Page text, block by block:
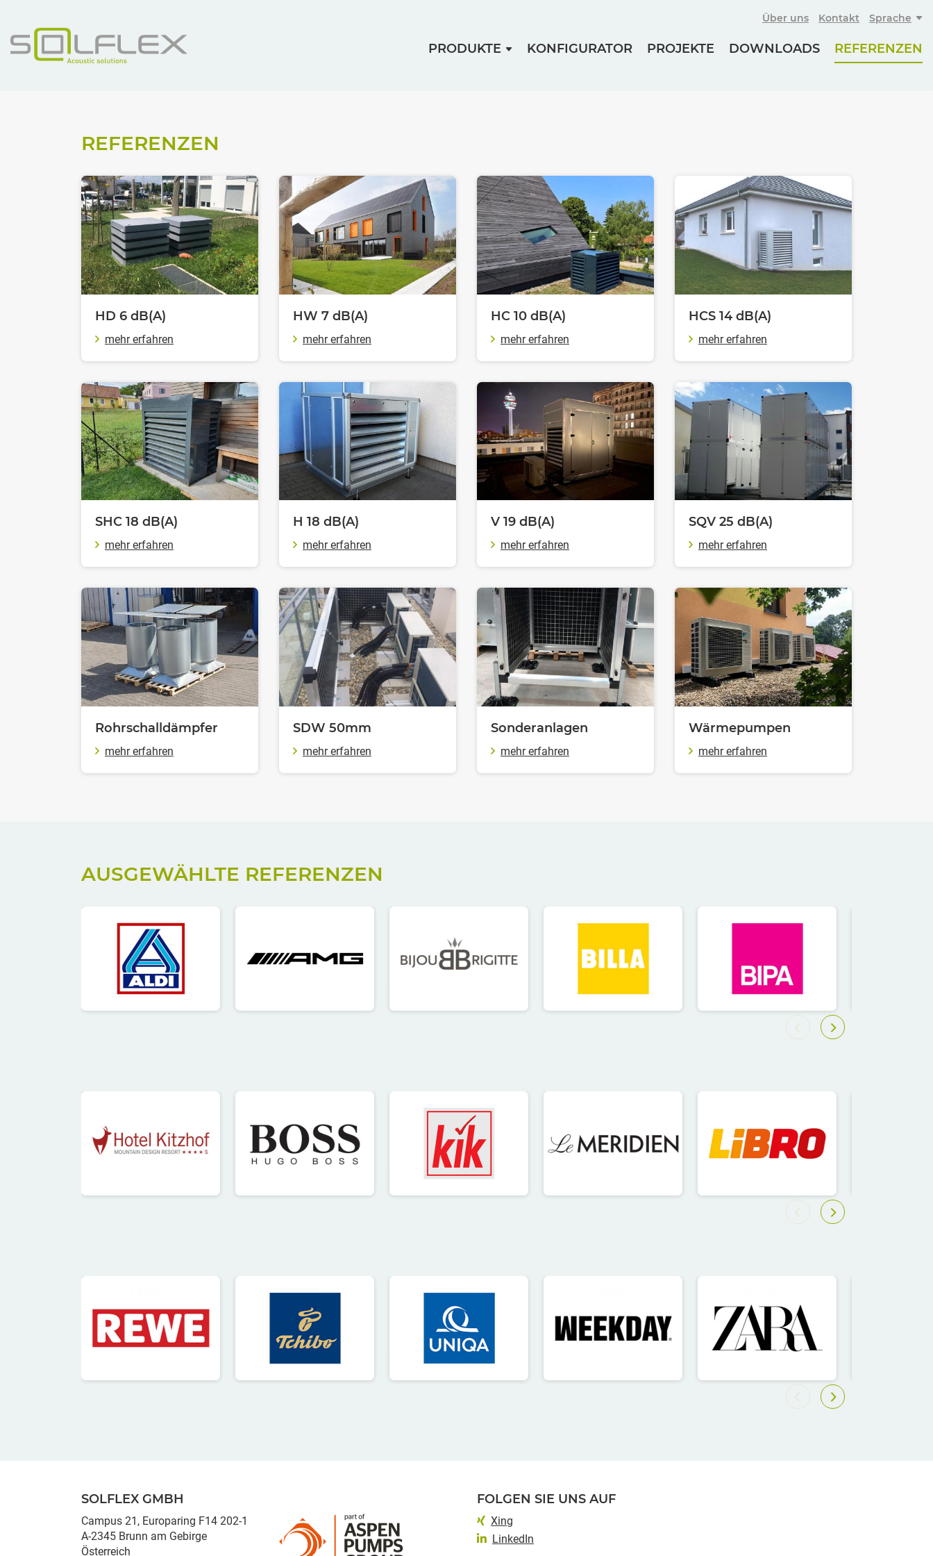
Über uns Kontakt Sprache
PRODUKTE KONFIGURATOR PROJEKTE DOWNLOADS REFERENZEN
REFERENZEN
HD 6 dB(A)
mehr erfahren
HW 7 dB(A)
mehr erfahren
HC 10 dB(A)
mehr erfahren
HCS 14 dB(A)
mehr erfahren
SHC 18 dB(A)
mehr erfahren
H 18 dB(A)
mehr erfahren
V 19 dB(A)
mehr erfahren
SQV 25 dB(A)
mehr erfahren
Rohrschalldämpfer
mehr erfahren
SDW 50mm
mehr erfahren
Sonderanlagen
mehr erfahren
Wärmepumpen
mehr erfahren
AUSGEWÄHLTE REFERENZEN
SOLFLEX GMBH
Campus 21, Europaring F14 202-1
A-2345 Brunn am Gebirge
Österreich
FOLGEN SIE UNS AUF
Xing
LinkedIn